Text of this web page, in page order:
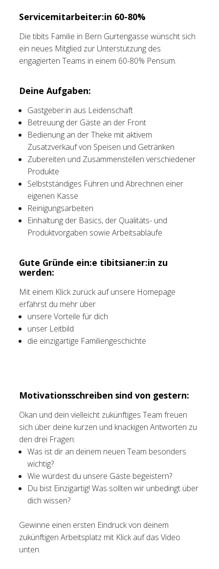
Tischreservation
Login
Schweiz (DE)
Servicemitarbeiter:in 60-80%
Die tibits Familie in Bern Gurtengasse wünscht sich
ein neues Mitglied zur Unterstützung des
engagierten Teams in einem 60-80% Pensum.
Deine Aufgaben:
Gastgeber:in aus Leidenschaft
Betreuung der Gäste an der Front
Bedienung an der Theke mit aktivem
Zusatzverkauf von Speisen und Getränken
Zubereiten und Zusammenstellen verschiedener
Produkte
Selbstständiges Führen und Abrechnen einer
eigenen Kasse
Reinigungsarbeiten
Einhaltung der Basics, der Qualitäts- und
Produktvorgaben sowie Arbeitsabläufe
Gute Gründe ein:e tibitsianer:in zu
werden:
Mit einem Klick zurück auf unsere Homepage
erfährst du mehr über
unsere Vorteile für dich
unser Leitbild
die einzigartige Familiengeschichte
Motivationsschreiben sind von gestern:
Okan und dein vielleicht zukünftiges Team freuen
sich über deine kurzen und knackigen Antworten zu
den drei Fragen:
Was ist dir an deinem neuen Team besonders
wichtig?
Wie würdest du unsere Gäste begeistern?
Du bist Einzigartig! Was sollten wir unbedingt über
dich wissen?
Gewinne einen ersten Eindruck von deinem
zukünftigen Arbeitsplatz mit Klick auf das Video
unten.